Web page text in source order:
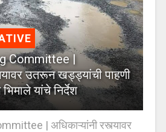
Committee |
उतरून खड्ड्यांची पाहणी
यांचे निर्देश
| अधिकाऱ्यांनी रस्त्यावर